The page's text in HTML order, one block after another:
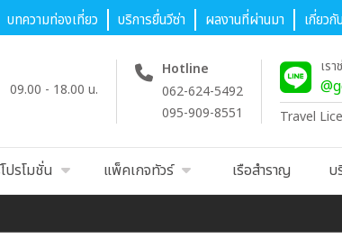
บทความท่องเที่ยว บริการยื่นวีซ่า ผลงานที่ผ่านมา เกี่ยวกั
09.00 - 18.00 น.
Hotline
062-624-5492
095-909-8551
เร
Travel
ปรโมชั่น แพ็คเกจทัวร์ เรือสำราญ บ